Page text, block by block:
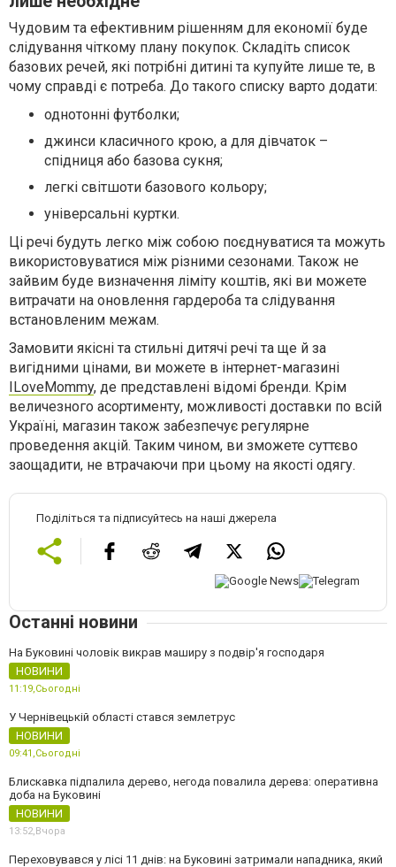
Чудовим та ефективним рішенням для економії буде
слідування чіткому плану покупок. Складіть список
базових речей, які потрібні дитині та купуйте лише те, в
чому справді є потреба. До такого списку варто додати:
однотонні футболки;
джинси класичного крою, а для дівчаток –
спідниця або базова сукня;
легкі світшоти базового кольору;
універсальні куртки.
Ці речі будуть легко між собою поєднуватися та можуть
використовуватися між різними сезонами. Також не
зайвим буде визначення ліміту коштів, які ви можете
витрачати на оновлення гардероба та слідування
встановленим межам.
Замовити якісні та стильні дитячі речі та ще й за
вигідними цінами, ви можете в інтернет-магазині
ILoveMommy, де представлені відомі бренди. Крім
величезного асортименту, можливості доставки по всій
Україні, магазин також забезпечує регулярне
проведення акцій. Таким чином, ви зможете суттєво
заощадити, не втрачаючи при цьому на якості одягу.
Поділіться та підписуйтесь на наші джерела
Останні новини
На Буковині чоловік викрав маширу з подвір'я господаря
НОВИНИ
11:19,Сьогодні
У Чернівецькій області стався землетрус
НОВИНИ
09:41,Сьогодні
Блискавка підпалила дерево, негода повалила дерева: оперативна
доба на Буковині
НОВИНИ
13:52,Вчора
Переховувався у лісі 11 днів: на Буковині затримали нападника, який